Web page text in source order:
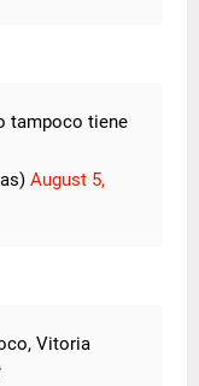
tampoco tiene
August 5,
Vitoria